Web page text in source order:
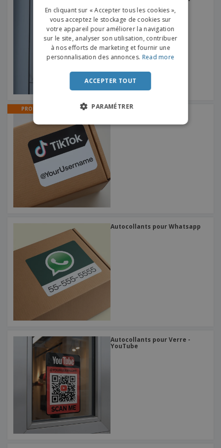
Facebook
PROMO
Autocollants pour Whatsapp
Autocollants pour Verre -
YouTube
DUTCH
PORTUGUESE
SPANISH
ITALIAN
En cliquant sur « Accepter tous les cookies »,
vous acceptez le stockage de cookies sur
votre appareil pour améliorer la navigation
sur le site, analyser son utilisation, contribuer
à nos efforts de marketing et fournir une
personnalisation des annonces. Read more
ACCEPTER TOUT
PARAMÉTRER